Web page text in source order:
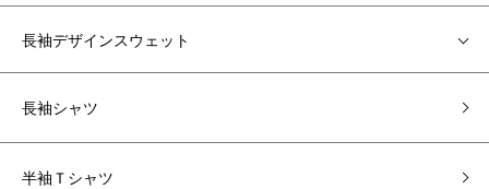
長袖デザインスウェット
長袖シャツ
半袖Ｔシャツ